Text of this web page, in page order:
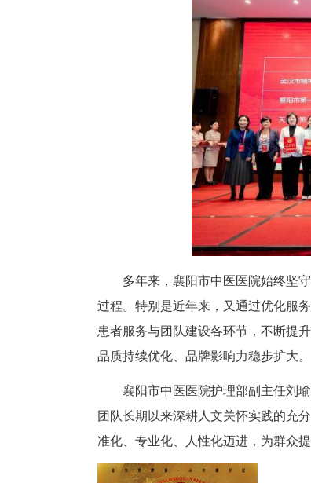
环节，对全国98家申报
成效等方面，赢得专家组
多年来，襄阳市中医医院